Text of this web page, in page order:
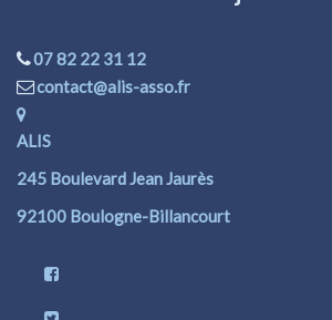
07 82 22 31 12
contact@alis-asso.fr
ALIS
245 Boulevard Jean Jaurès
92100 Boulogne-Billancourt